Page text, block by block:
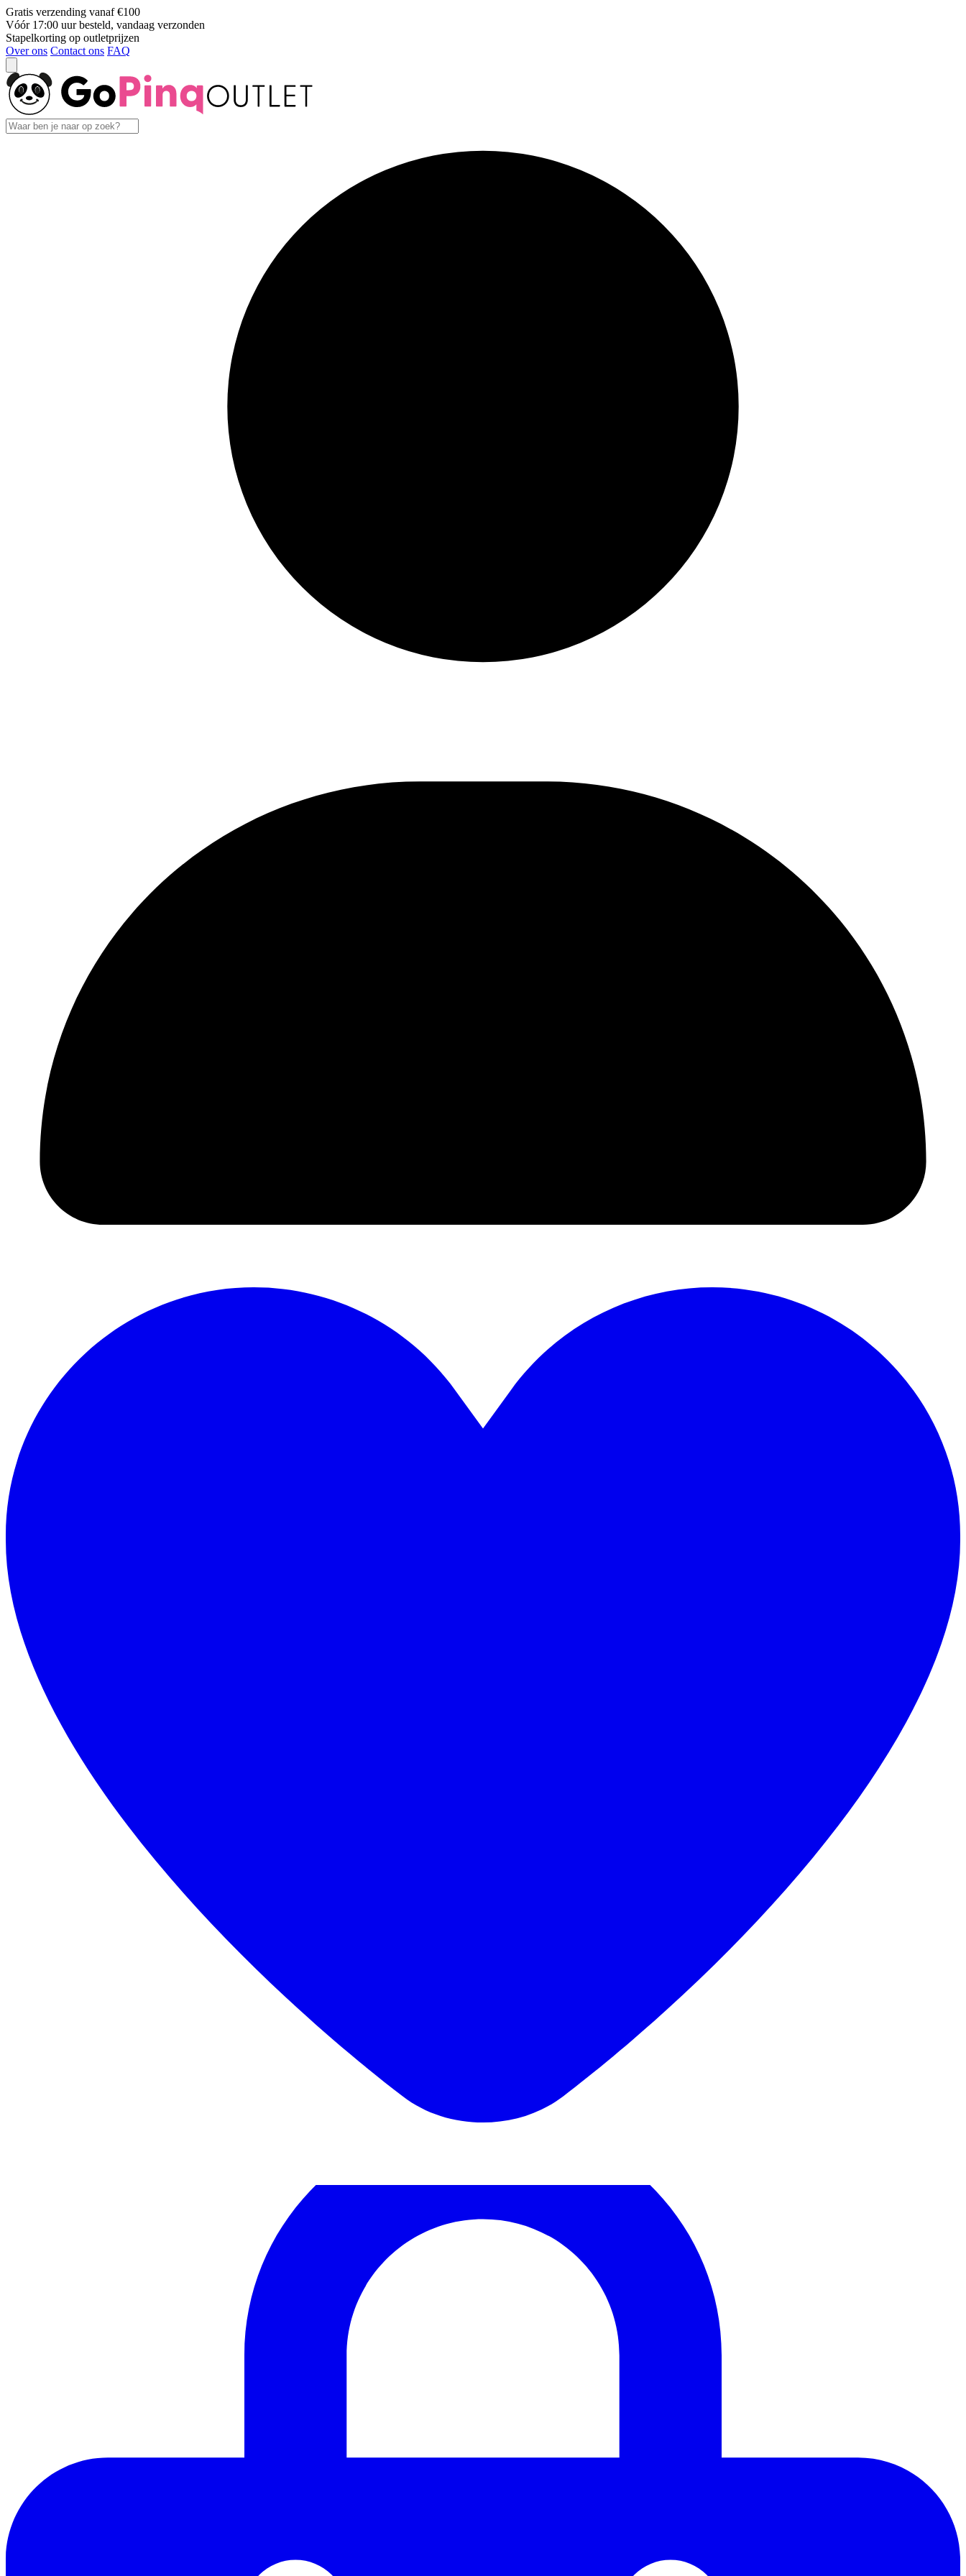
Gratis verzending vanaf €100
Vóór 17:00 uur besteld, vandaag verzonden
Stapelkorting op outletprijzen
Over ons Contact ons FAQ